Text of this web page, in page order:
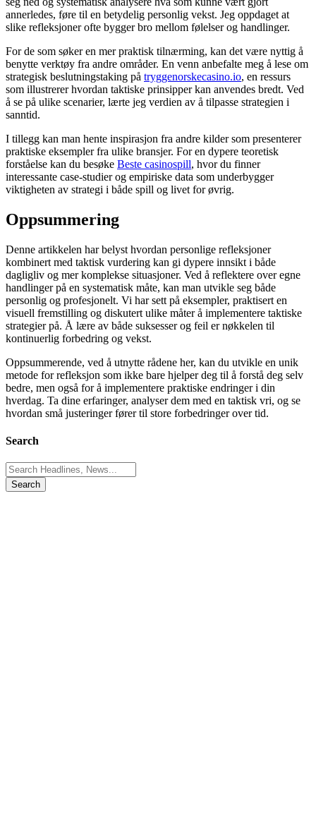
annerledes, føre til en betydelig personlig vekst. Jeg oppdaget at
slike refleksjoner ofte bygger bro mellom følelser og handlinger.
For de som søker en mer praktisk tilnærming, kan det være nyttig å
benytte verktøy fra andre områder. En venn anbefalte meg å lese om
strategisk beslutningstaking på tryggenorskecasino.io, en ressurs
som illustrerer hvordan taktiske prinsipper kan anvendes bredt. Ved
å se på ulike scenarier, lærte jeg verdien av å tilpasse strategien i
sanntid.
I tillegg kan man hente inspirasjon fra andre kilder som presenterer
praktiske eksempler fra ulike bransjer. For en dypere teoretisk
forståelse kan du besøke Beste casinospill, hvor du finner
interessante case-studier og empiriske data som underbygger
viktigheten av strategi i både spill og livet for øvrig.
Oppsummering
Denne artikkelen har belyst hvordan personlige refleksjoner
kombinert med taktisk vurdering kan gi dypere innsikt i både
dagligliv og mer komplekse situasjoner. Ved å reflektere over egne
handlinger på en systematisk måte, kan man utvikle seg både
personlig og profesjonelt. Vi har sett på eksempler, praktisert en
visuell fremstilling og diskutert ulike måter å implementere taktiske
strategier på. Å lære av både suksesser og feil er nøkkelen til
kontinuerlig forbedring og vekst.
Oppsummerende, ved å utnytte rådene her, kan du utvikle en unik
metode for refleksjon som ikke bare hjelper deg til å forstå deg selv
bedre, men også for å implementere praktiske endringer i din
hverdag. Ta dine erfaringer, analyser dem med en taktisk vri, og se
hvordan små justeringer fører til store forbedringer over tid.
Search
Search
for: